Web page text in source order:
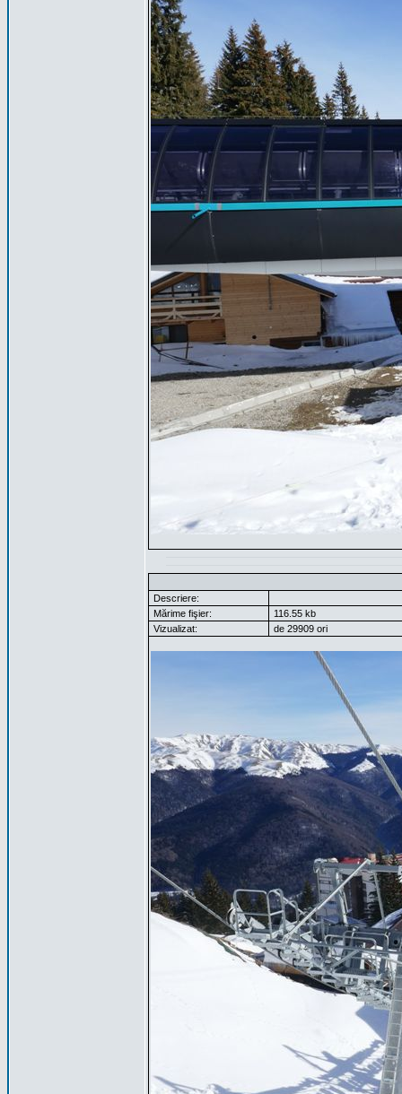
Descriere:
Mărime fişier:
116.55 kb
Vizualizat:
de 29909 ori